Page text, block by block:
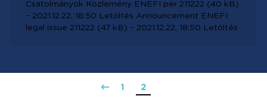
Csatolmányok Közlemény ENEFI per 211222 (40 kB)
– 2021.12.22. 18:50 Letöltés Announcement ENEFI
legal issue 211222 (47 kB) – 2021.12.22. 18:50 Letöltés
1 2